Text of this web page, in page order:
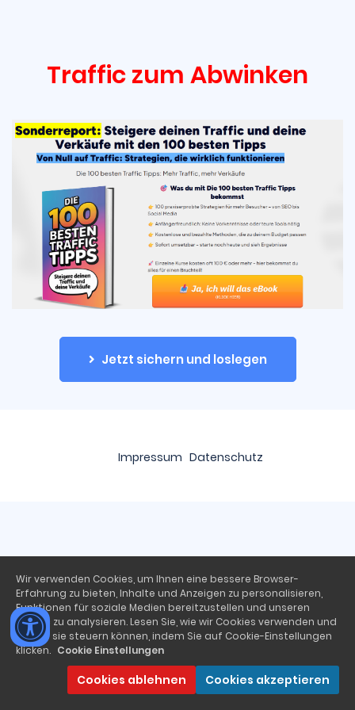
Traffic zum Abwinken
Jetzt sichern und loslegen
Impressum Datenschutz
Wir verwenden Cookies, um Ihnen eine bessere Browser-
Erfahrung zu bieten, Inhalte und Anzeigen zu personalisieren,
Funktionen für soziale Medien bereitzustellen und unseren
Traffic zu analysieren. Lesen Sie, wie wir Cookies verwenden und
wie Sie sie steuern können, indem Sie auf Cookie-Einstellungen
klicken. Cookie Einstellungen
Cookies ablehnen Cookies akzeptieren